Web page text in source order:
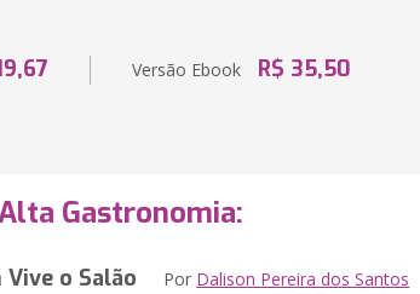
Versão Ebook R$ 35,50
Gastronomia:
o Salão Por Dalison Pereira dos Santos